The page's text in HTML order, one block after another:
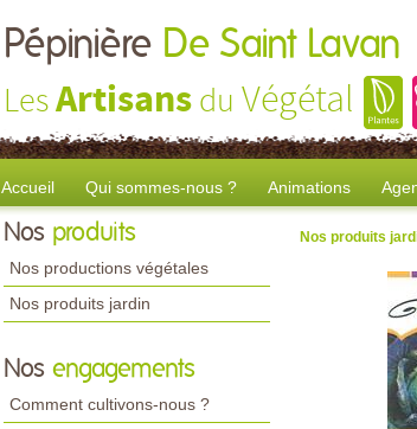
Pépinière De Saint Lavan
LesArtisans du Végétal
Accueil Qui sommes-nous ? Animations
Nos produits
Nos productions végétales
Nos produits jardin
Nos engagements
Comment cultivons-nous ?
Nos produits